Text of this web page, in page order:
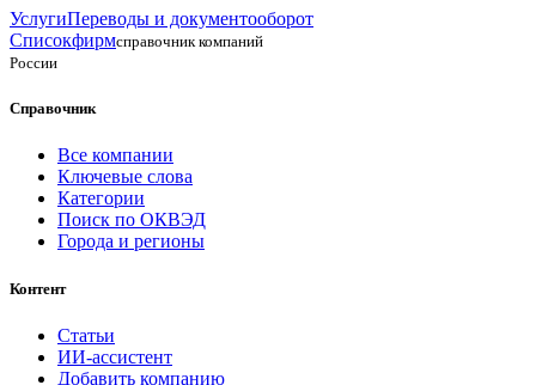
УслугиПереводы и документооборот
Списокфирмсправочник компаний
России
Справочник
Все компании
Ключевые слова
Категории
Поиск по ОКВЭД
Города и регионы
Контент
Статьи
ИИ-ассистент
Добавить компанию